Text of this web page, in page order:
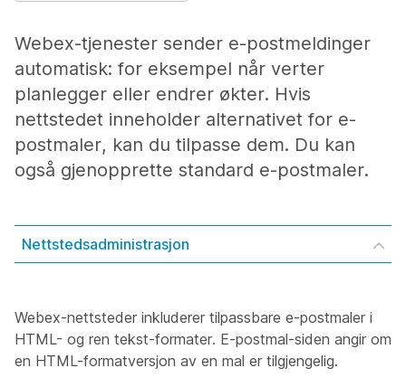
Webex-tjenester sender e-postmeldinger
automatisk: for eksempel når verter
planlegger eller endrer økter. Hvis
nettstedet inneholder alternativet for e-
postmaler, kan du tilpasse dem. Du kan
også gjenopprette standard e-postmaler.
Nettstedsadministrasjon
Webex-nettsteder inkluderer tilpassbare e-postmaler i
HTML- og ren tekst-formater. E-postmal-siden angir om
en HTML-formatversjon av en mal er tilgjengelig.